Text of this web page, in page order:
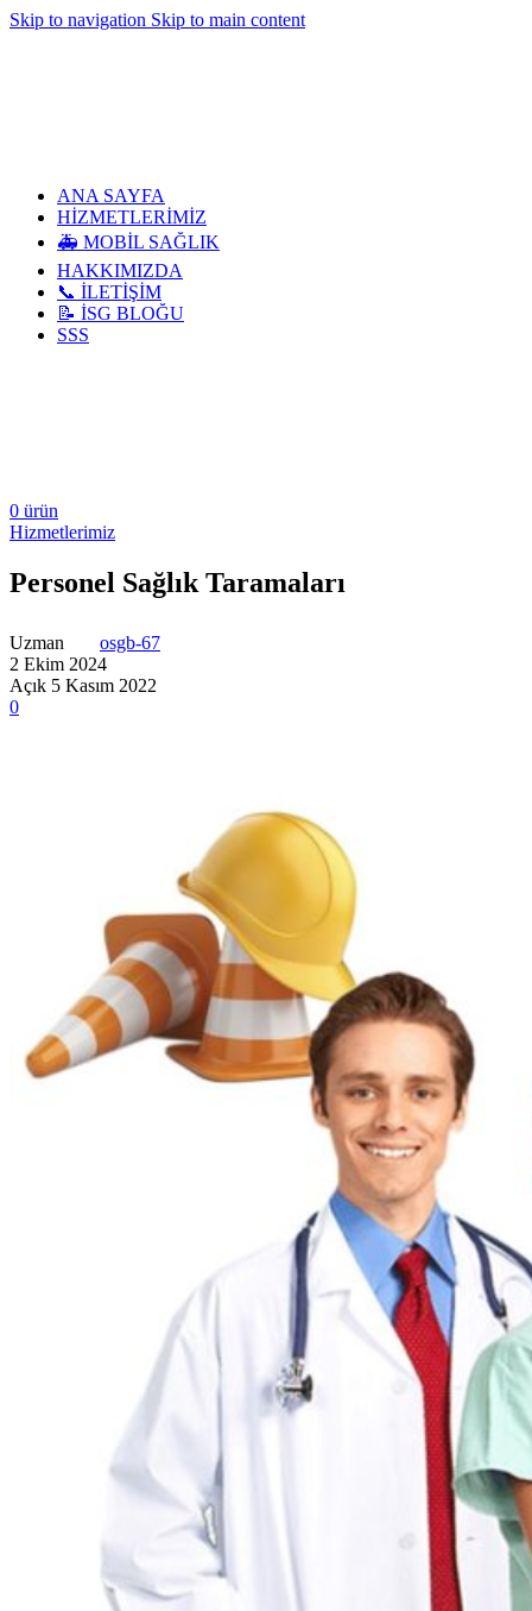
Skip to navigation Skip to main content
ANA SAYFA
HİZMETLERİMİZ
🚑 MOBİL SAĞLIK
HAKKIMIZDA
📞 İLETİŞİM
📝 İSG BLOĞU
SSS
0 ürün
Hizmetlerimiz
Personel Sağlık Taramaları
Uzman
osgb-67
2 Ekim 2024
Açık 5 Kasım 2022
0